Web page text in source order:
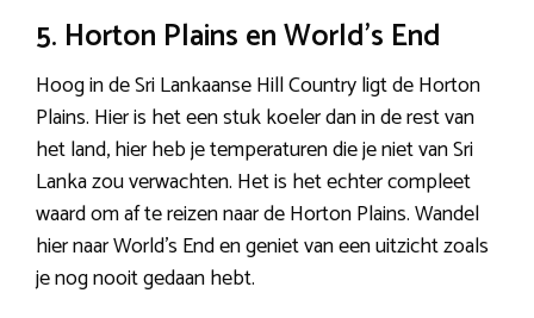
5. Horton Plains en World’s End
Hoog in de Sri Lankaanse Hill Country ligt de Horton
Plains. Hier is het een stuk koeler dan in de rest van
het land, hier heb je temperaturen die je niet van Sri
Lanka zou verwachten. Het is het echter compleet
waard om af te reizen naar de Horton Plains. Wandel
hier naar World’s End en geniet van een uitzicht zoals
je nog nooit gedaan hebt.